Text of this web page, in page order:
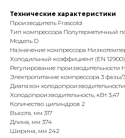
Технические характеристики
Производитель Frascold
Тип компрессора Полугерметичный
Модель D
Назначение компрессора
Холодильный коэффициент (EN 12900)
Регулирование производительности
Электропитание компрессора 3 фазы/
Диапазон холодопроизводительности
Холодопроизводительность, кВт 3,47
Количество цилиндров 2
Высота, мм 317
Длина, мм 374
Ширина, мм 242